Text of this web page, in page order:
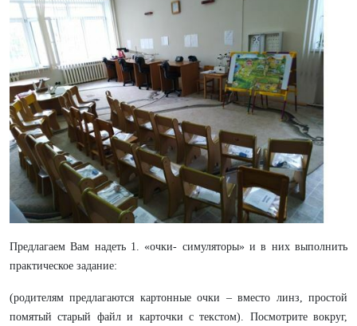
Предлагаем Вам надеть 1. «очки- симуляторы» и в них выполнить
практическое задание:
(родителям предлагаются картонные очки – вместо линз, простой
помятый старый файл и карточки с текстом). Посмотрите вокруг,